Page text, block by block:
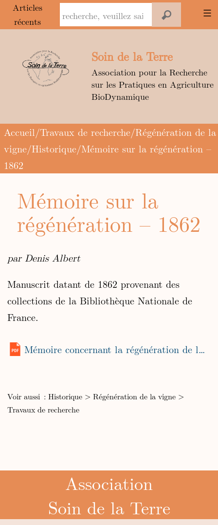
Aller
contenu
Soin de la Terre
Association pour la Recherche
sur les Pratiques en Agriculture
BioDynamique
Articles
récents
Accueil/Travaux de recherche/Régénération de la
vigne/Historique/Mémoire sur la régénération –
1862
Mémoire sur la
régénération – 1862
par Denis Albert
Manuscrit datant de 1862 provenant des
collections de la Bibliothèque Nationale de
France.
Mémoire concernant la régénération de la vigne et autres végétaux
Voir aussi : Historique > Régénération de la vigne >
Travaux de recherche
Association
Soin de la Terre
Panneau de gestion des cookies